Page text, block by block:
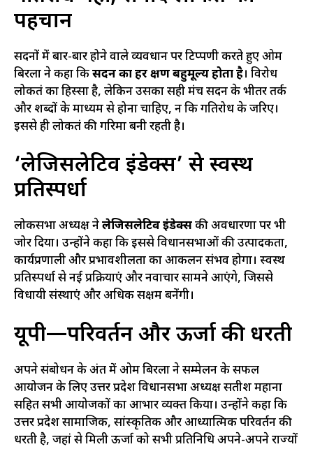
पहचान
सदनों में बार-बार होने वाले व्यवधान पर टिप्पणी करते हुए ओम
बिरला ने कहा किसदन का हर क्षण बहुमूल्य होता है। विरोध
लोकतंत्र का हिस्सा है, लेकिन उसका सही मंच सदन के भीतर तर्क
और शब्दों के माध्यम से होना चाहिए, न कि गतिरोध के जरिए।
इससे ही लोकतंत्र की गरिमा बनी रहती है।
‘लेजिसलेटिव इंडेक्स’ से स्वस्थ
प्रतिस्पर्धा
लोकसभा अध्यक्ष नेलेजिसलेटिव इंडेक्सकी अवधारणा पर भी
जोर दिया। उन्होंने कहा कि इससे विधानसभाओं की उत्पादकता,
कार्यप्रणाली और प्रभावशीलता का आकलन संभव होगा। स्वस्थ
प्रतिस्पर्धा से नई प्रक्रियाएं और नवाचार सामने आएंगे, जिससे
विधायी संस्थाएं और अधिक सक्षम बनेंगी।
यूपी—परिवर्तन और ऊर्जा की धरती
अपने संबोधन के अंत में ओम बिरला ने सम्मेलन के सफल
आयोजन के लिए उत्तर प्रदेश विधानसभा अध्यक्ष सतीश महाना
सहित सभी आयोजकों का आभार व्यक्त किया। उन्होंने कहा कि
उत्तर प्रदेश सामाजिक, सांस्कृतिक और आध्यात्मिक परिवर्तन की
धरती है, जहां से मिली ऊर्जा को सभी प्रतिनिधि अपने-अपने राज्यों